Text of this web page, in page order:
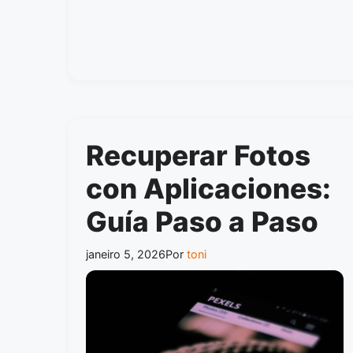
Recuperar Fotos
con Aplicaciones:
Guía Paso a Paso
janeiro 5, 2026Por toni